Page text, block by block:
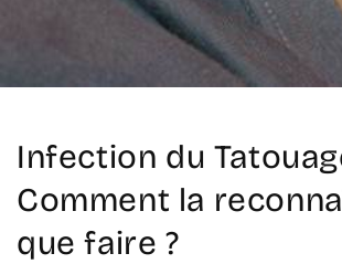
Infection du
Comment la
que faire ?